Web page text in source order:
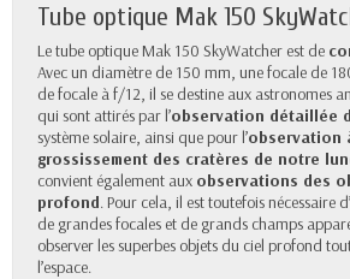
Tube optique Mak 150
Le tube optique Mak 150 SkyWatcher est de
Avec un diamètre de 150 mm, une focale de
de focale à f/12, il se destine aux astronomes
qui sont attirés par l’observation détaillée
système solaire, ainsi que pour l’observation
grossissement des cratères de notre
convient également aux observations des
profond. Pour cela, il est toutefois nécessaire
de grandes focales et de grands champs
observer les superbes objets du ciel profond
l’espace.